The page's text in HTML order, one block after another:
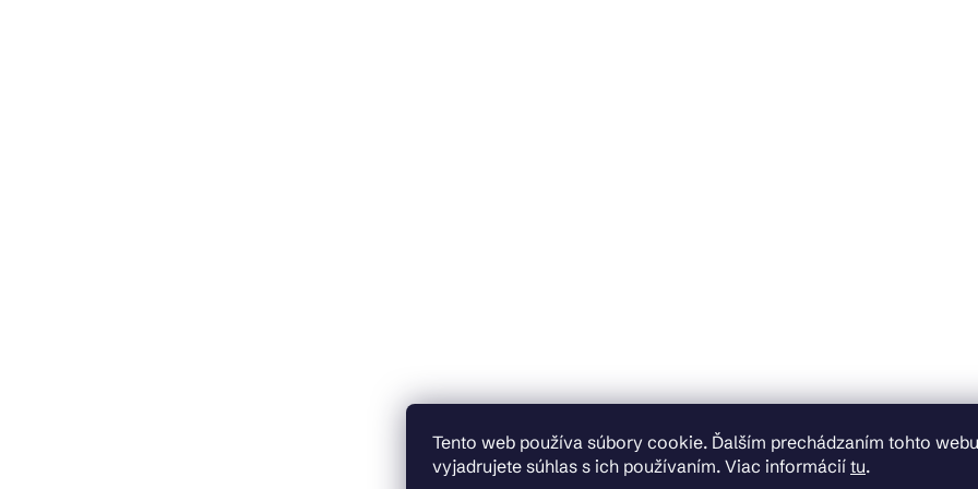
Tento web používa súbory cookie. Ďalším prechádzaním tohto webu
vyjadrujete súhlas s ich používaním. Viac informácií tu.